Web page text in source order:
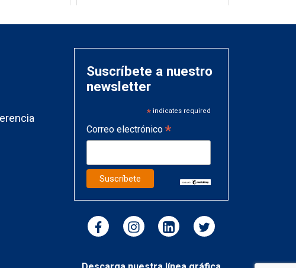
Suscríbete a nuestro
newsletter
* indicates required
Correo electrónico *